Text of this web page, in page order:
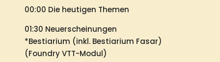
00:00 Die heutigen Themen
01:30 Neuerscheinungen
*Bestiarium (inkl. Bestiarium Fasar)
(Foundry VTT-Modul)